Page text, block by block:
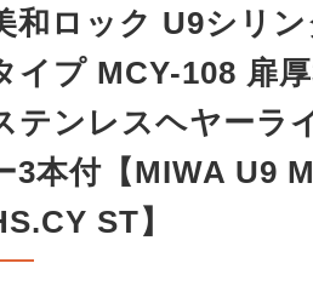
和ロック U9シリ
イプ MCY-108 扉
テンレスヘヤーラ
3本付【MIWA U9
ST】